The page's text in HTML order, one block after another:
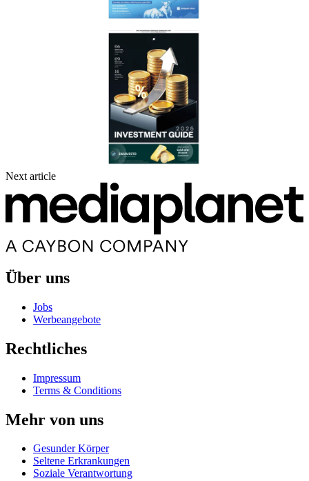
Next article
Über uns
Jobs
Werbeangebote
Rechtliches
Impressum
Terms & Conditions
Mehr von uns
Gesunder Körper
Seltene Erkrankungen
Soziale Verantwortung